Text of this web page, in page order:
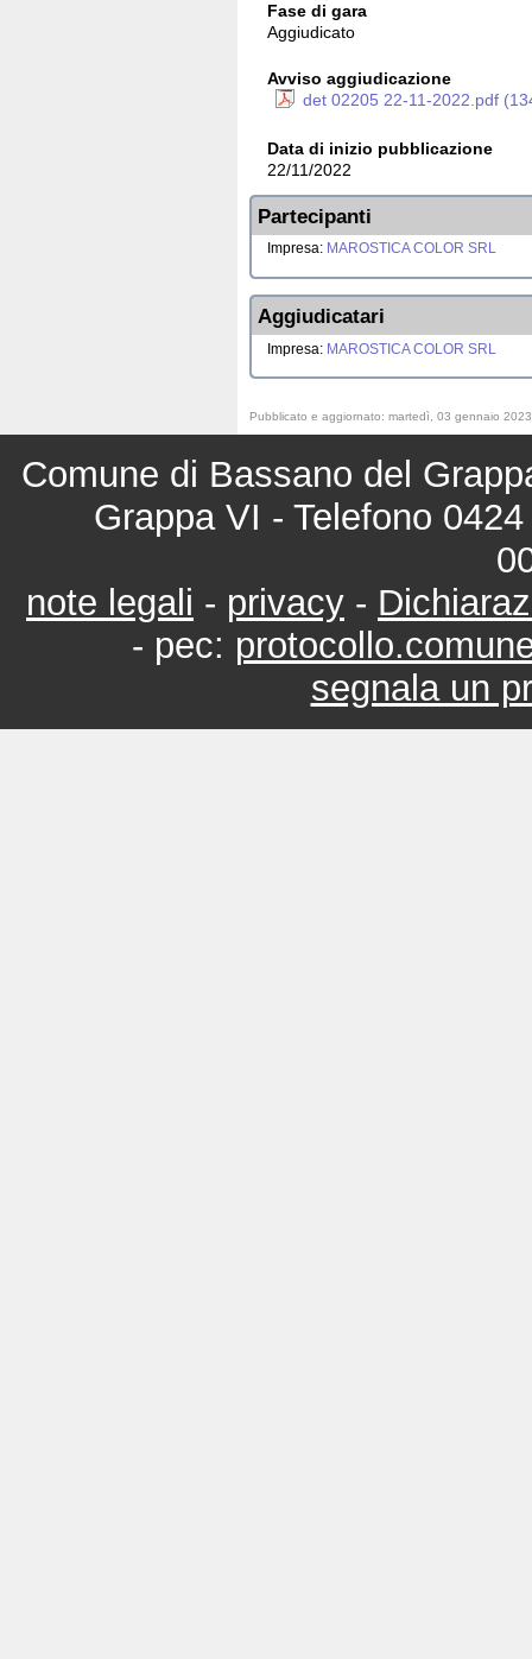
Fase di gara
Aggiudicato
Avviso aggiudicazione
det 02205 22-11-2022.pdf
Data di inizio pubblicazione
22/11/2022
Partecipanti
Impresa: MAROSTICA COLOR SRL
Aggiudicatari
Impresa: MAROSTICA COLOR SRL
Pubblicato e aggiornato: martedì, 03 gennaio 2023
Comune di Bassano del
Grappa VI - Telefono
note legali - privacy -
- pec:
segnala un